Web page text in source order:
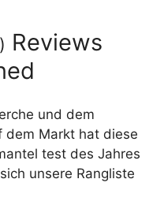
) Reviews
und dem
dem Markt hat diese
test des Jahres
unsere Rangliste